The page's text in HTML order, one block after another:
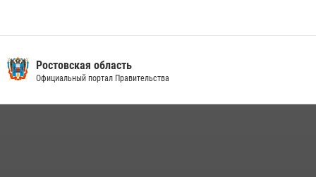
продажи
13 июля 2026, 10:22
Ростовская область
Официальный портал Правительства